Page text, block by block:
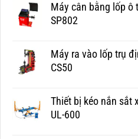
Máy cân bằng lốp ô
SP802
Máy ra vào lốp trụ
CS50
Thiết bị kéo nắn sắt
UL-600